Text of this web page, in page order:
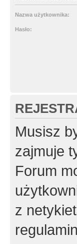
Nazwa użytkownika:
Hasło:
Musisz
zajmuje
Forum
z